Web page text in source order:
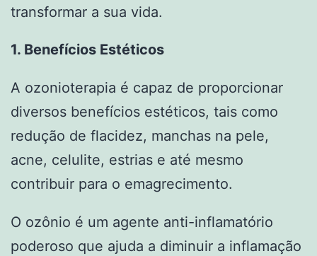
transformar a sua vida.
1. Benefícios Estéticos
A ozonioterapia é capaz de proporcionar
diversos benefícios estéticos, tais como
redução de flacidez, manchas na pele,
acne, celulite, estrias e até mesmo
contribuir para o emagrecimento.
O ozônio é um agente anti-inflamatório
poderoso que ajuda a diminuir a inflamação